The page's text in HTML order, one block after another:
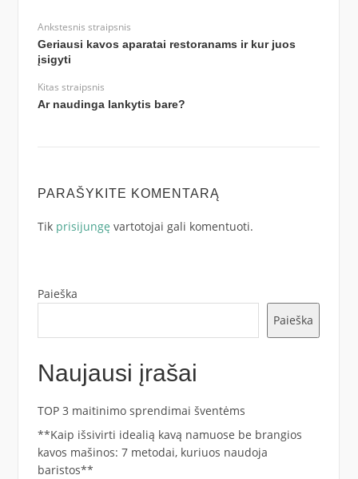
Ankstesnis straipsnis
Geriausi kavos aparatai restoranams ir kur juos
įsigyti
Kitas straipsnis
Ar naudinga lankytis bare?
PARAŠYKITE KOMENTARĄ
Tik prisijungę vartotojai gali komentuoti.
Paieška
Paieška
Naujausi įrašai
TOP 3 maitinimo sprendimai šventėms
**Kaip išsivirti idealią kavą namuose be brangios
kavos mašinos: 7 metodai, kuriuos naudoja
baristos**